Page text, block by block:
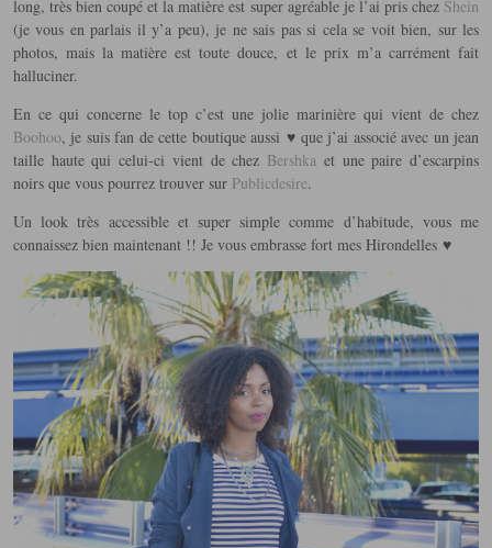
long, très bien coupé et la matière est super agréableje l’ai pris chez Shein
(je vous en parlais il y’a peu), je ne sais pas si cela se voit bien, sur les
photos, mais la matière est toute douce, et le prix m’a carrément fait
halluciner.
En ce qui concerne le top c’est une jolie marinière qui vient de chez
Boohoo, je suis fan de cette boutique aussi ♥ que j’ai associé avec un jean
taille haute qui celui-ci vient de chez Bershka et une paire d’escarpins
noirs que vous pourrez trouver sur Publicdesire.
Un look très accessible et super simple comme d’habitude, vous me
connaissez bien maintenant !! Je vous embrasse fort mes Hirondelles ♥